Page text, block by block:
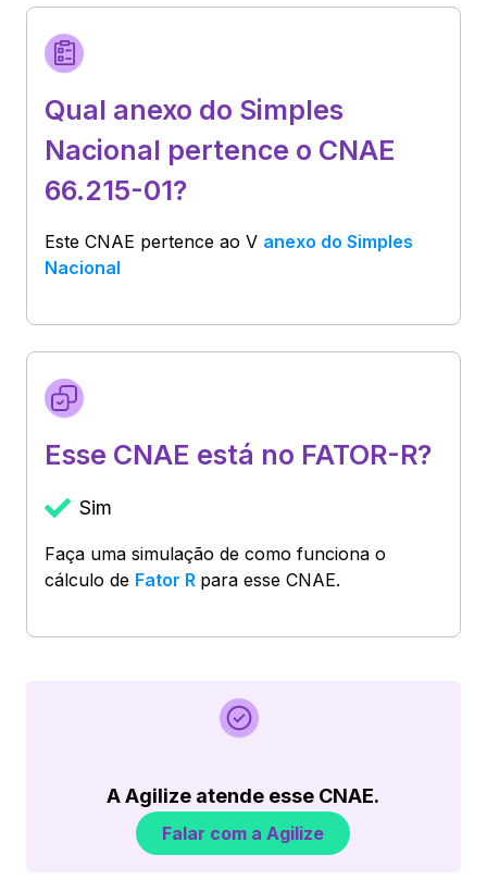
Qual anexo do Simples
Nacional pertence o CNAE
66.215-01?
Este CNAE pertence ao V anexo do Simples
Nacional
Esse CNAE está no FATOR-R?
Sim
Faça uma simulação de como funciona o
cálculo de Fator R para esse CNAE.
A Agilize atende esse CNAE.
Falar com a Agilize